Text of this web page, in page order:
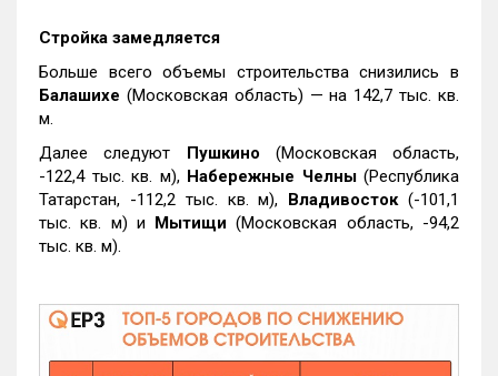
Стройка замедляется
Больше всего объемы строительства снизились в
Балашихе (Московская область) — на 142,7 тыс. кв.
м.
Далее следуют Пушкино (Московская область,
-122,4 тыс. кв. м), Набережные Челны(Республика
Татарстан, -112,2 тыс. кв. м), Владивосток(-101,1
тыс. кв. м) и Мытищи (Московская область, -94,2
тыс. кв. м).